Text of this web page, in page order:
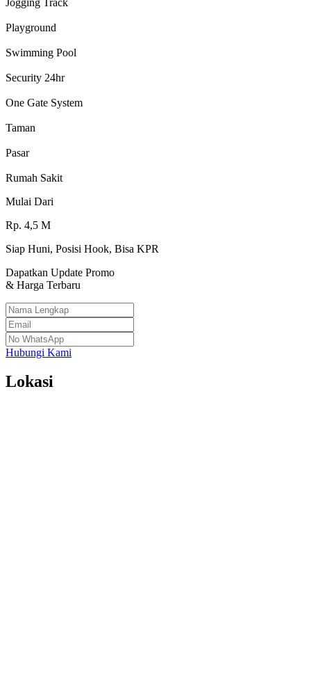
Playground
Swimming Pool
Security 24hr
One Gate System
Taman
Pasar
Rumah Sakit
Mulai Dari
Rp. 4,5 M
Siap Huni, Posisi Hook, Bisa KPR
Dapatkan Update Promo
& Harga Terbaru
Hubungi Kami
Lokasi